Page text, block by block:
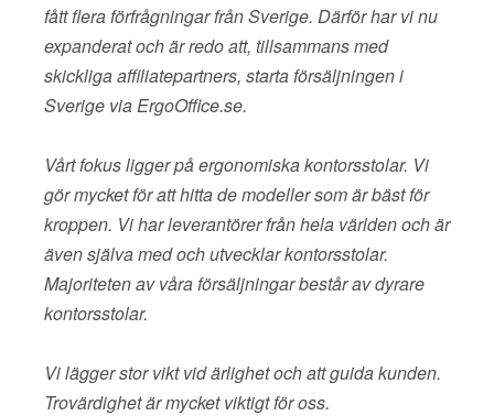
fått flera förfrågningar från Sverige. Därför har vi nu
expanderat och är redo att, tillsammans med
skickliga affiliatepartners, starta försäljningen i
Sverige via ErgoOffice.se.
Vårt fokus ligger på ergonomiska kontorsstolar. Vi
gör mycket för att hitta de modeller som är bäst för
kroppen. Vi har leverantörer från hela världen och är
även själva med och utvecklar kontorsstolar.
Majoriteten av våra försäljningar består av dyrare
kontorsstolar.
Vi lägger stor vikt vid ärlighet och att guida kunden.
Trovärdighet är mycket viktigt för oss.